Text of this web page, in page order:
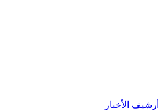
أرشيف الأخبار